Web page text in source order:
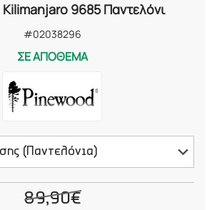
9685 Παντελόνι
#02038296
ΣΕ ΑΠΟΘΕΜΑ
(Παντελόνια)
89,90€